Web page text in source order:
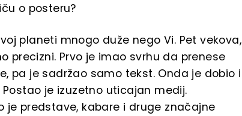
o posteru?
planeti mnogo duže nego Vi. Pet vekova,
precizni. Prvo je imao svrhu da prenese
pa je sadržao samo tekst. Onda je dobio i
je izuzetno uticajan medij.
je predstave, kabare i druge značajne